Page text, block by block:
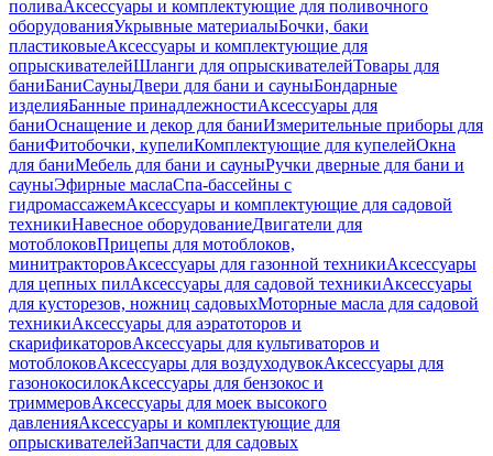
поливаАксессуары и комплектующие для поливочного
оборудованияУкрывные материалыБочки, баки
пластиковыеАксессуары и комплектующие для
опрыскивателейШланги для опрыскивателейТовары для
баниБаниСауныДвери для бани и сауныБондарные
изделияБанные принадлежностиАксессуары для
баниОснащение и декор для баниИзмерительные приборы для
баниФитобочки, купелиКомплектующие для купелейОкна
для баниМебель для бани и сауныРучки дверные для бани и
сауныЭфирные маслаСпа-бассейны с
гидромассажемАксессуары и комплектующие для садовой
техникиНавесное оборудованиеДвигатели для
мотоблоковПрицепы для мотоблоков,
минитракторовАксессуары для газонной техникиАксессуары
для цепных пилАксессуары для садовой техникиАксессуары
для кусторезов, ножниц садовыхМоторные масла для садовой
техникиАксессуары для аэратоторов и
скарификаторовАксессуары для культиваторов и
мотоблоковАксессуары для воздуходувокАксессуары для
газонокосилокАксессуары для бензокос и
триммеровАксессуары для моек высокого
давленияАксессуары и комплектующие для
опрыскивателейЗапчасти для садовых